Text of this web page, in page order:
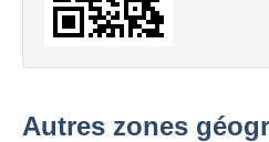
Autres zones